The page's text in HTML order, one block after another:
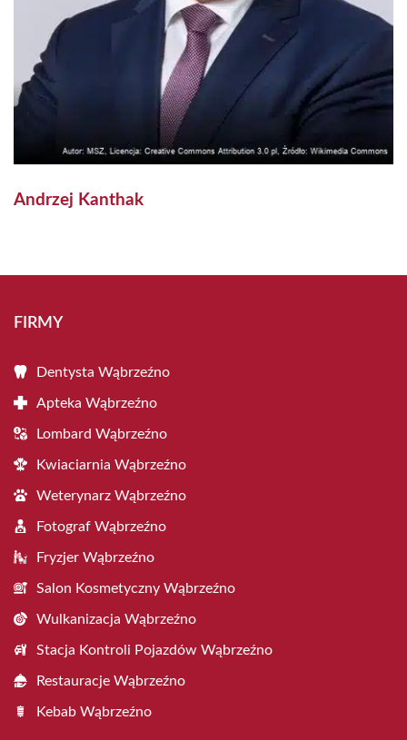
Andrzej Kanthak
FIRMY
Dentysta Wąbrzeźno
Apteka Wąbrzeźno
Lombard Wąbrzeźno
Kwiaciarnia Wąbrzeźno
Weterynarz Wąbrzeźno
Fotograf Wąbrzeźno
Fryzjer Wąbrzeźno
Salon Kosmetyczny Wąbrzeźno
Wulkanizacja Wąbrzeźno
Stacja Kontroli Pojazdów Wąbrzeźno
Restauracje Wąbrzeźno
Kebab Wąbrzeźno